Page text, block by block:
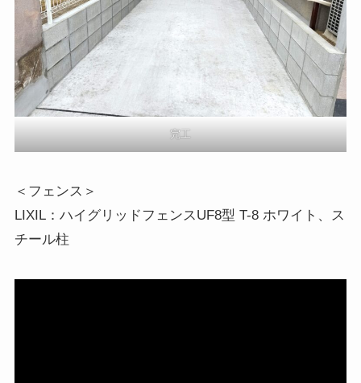
完工
＜フェンス＞
LIXIL：ハイグリッドフェンスUF8型 T-8 ホワイト、ス
チール柱